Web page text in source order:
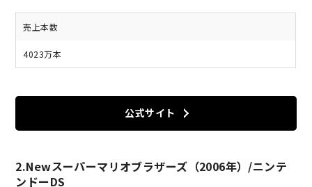
売上本数
4023万本
公式サイト
2.Newスーパーマリオブラザーズ（2006年）/ニンテ
ンドーDS